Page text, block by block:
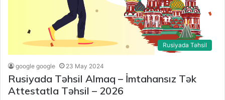
Rusiyada Təhsil
google google 23 May 2024
Rusiyada Təhsil Almaq – İmtahansız Tək
Attestatla Təhsil – 2026